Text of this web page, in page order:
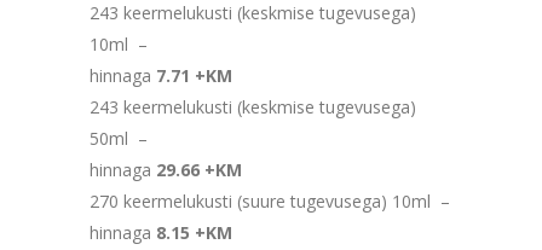
243 keermelukusti (keskmise tugevusega)
10ml –
hinnaga 7.71 +KM
243 keermelukusti (keskmise tugevusega)
50ml –
hinnaga 29.66 +KM
270 keermelukusti (suure tugevusega) 10ml –
hinnaga 8.15 +KM